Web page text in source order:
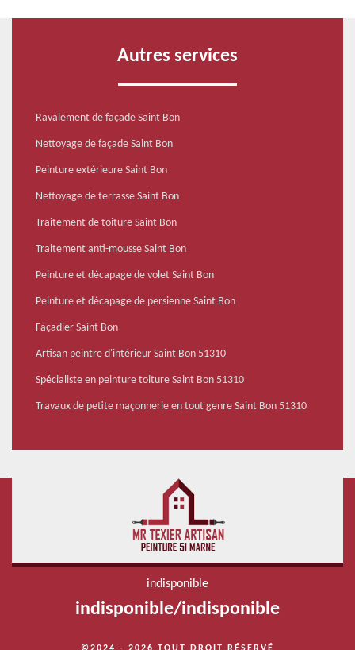
Autres services
Ravalement de façade Saint Bon
Nettoyage de façade Saint Bon
Peinture extérieure Saint Bon
Nettoyage de terrasse Saint Bon
Traitement de toiture Saint Bon
Traitement anti-mousse Saint Bon
Peinture et décapage de volet Saint Bon
Peinture et décapage de persienne Saint Bon
Façadier Saint Bon
Artisan peintre d'intérieur Saint Bon 51310
Spécialiste en peinture toiture Saint Bon 51310
Travaux de petite maçonnerie en tout genre Saint Bon 51310
indisponible
indisponible/indisponible